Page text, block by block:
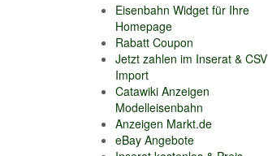
Eisenbahn Widget für Ihre
Homepage
Rabatt Coupon
Jetzt zahlen im Inserat & CSV
Import
Catawiki Anzeigen
Modelleisenbahn
Anzeigen Markt.de
eBay Angebote